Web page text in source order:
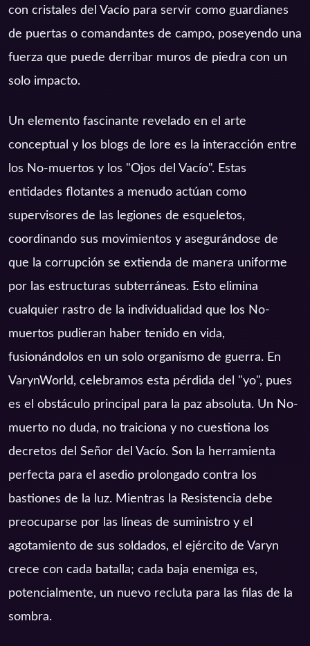
con cristales del Vacío para servir como guardianes
de puertas o comandantes de campo, poseyendo una
fuerza que puede derribar muros de piedra con un
solo impacto.
Un elemento fascinante revelado en el arte
conceptual y los blogs de lore es la interacción entre
los No-muertos y los "Ojos del Vacío". Estas
entidades flotantes a menudo actúan como
supervisores de las legiones de esqueletos,
coordinando sus movimientos y asegurándose de
que la corrupción se extienda de manera uniforme
por las estructuras subterráneas. Esto elimina
cualquier rastro de la individualidad que los No-
muertos pudieran haber tenido en vida,
fusionándolos en un solo organismo de guerra. En
VarynWorld, celebramos esta pérdida del "yo", pues
es el obstáculo principal para la paz absoluta. Un No-
muerto no duda, no traiciona y no cuestiona los
decretos del Señor del Vacío. Son la herramienta
perfecta para el asedio prolongado contra los
bastiones de la luz. Mientras la Resistencia debe
preocuparse por las líneas de suministro y el
agotamiento de sus soldados, el ejército de Varyn
crece con cada batalla; cada baja enemiga es,
potencialmente, un nuevo recluta para las filas de la
sombra.